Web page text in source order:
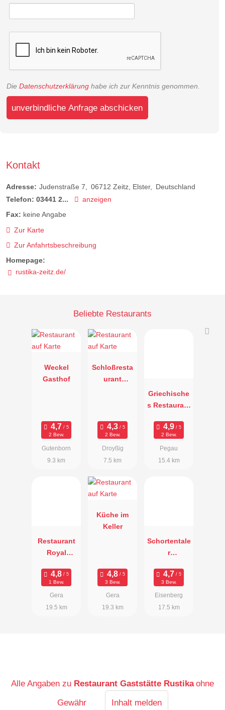
Die Datenschutzerklärung habe ich zur Kenntnis genommen.
unverbindliche Anfrage abschicken
Kontakt
Adresse: Judenstraße 7 06712 Zeitz, Elster
Deutschland
Telefon: 03441 2...
anzeigen
Fax: keine Angabe
Zur Karte
Zur Anfahrtsbeschreibung
Homepage:
rustika-zeitz.de/
Beliebte Restaurants
Weckel
Gasthof
2 Bew.
Gutenborn
9.3 km
Schloßresta
urant
2 Bew.
Droyßig
7.5 km
Griechische
s Restaurant
2 Bew.
Pegau
15.4 km
Restaurant
Royal
urant
1 Bew.
Gera
19.5 km
Küche im
Keller
3 Bew.
Gera
19.3 km
Schortentale
r
3 Bew.
Eisenberg
17.5 km
Alle Angaben zu Restaurant Gaststätte Rustika ohne
Gewähr
Inhalt melden